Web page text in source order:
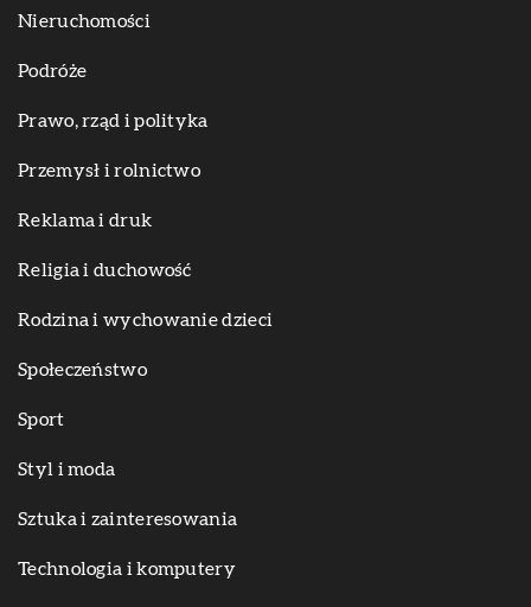
Nieruchomości
Podróże
Prawo, rząd i polityka
Przemysł i rolnictwo
Reklama i druk
Religia i duchowość
Rodzina i wychowanie dzieci
Społeczeństwo
Sport
Styl i moda
Sztuka i zainteresowania
Technologia i komputery